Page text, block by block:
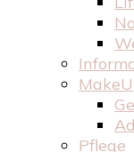
Pflege